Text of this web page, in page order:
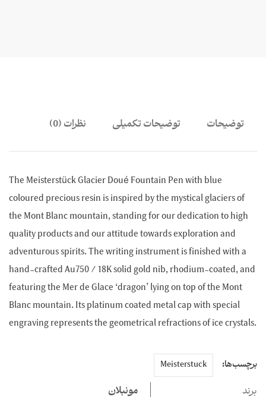
توضیحات توضیحات تکمیلی نظرات (0)
The Meisterstück Glacier Doué Fountain Pen with blue
coloured precious resin is inspired by the mystical glaciers of
the Mont Blanc mountain, standing for our dedication to
quality products and our attitude towards exploration and
adventurous spirits. The writing instrument is finished with
hand-crafted Au750 / 18K solid gold nib, rhodium-coated,
featuring the Mer de Glace ‘dragon’ lying on top of the Mont
Blanc mountain. Its platinum coated metal cap with special
engraving represents the geometrical refractions of ice
Meisterstuck
مونبلان